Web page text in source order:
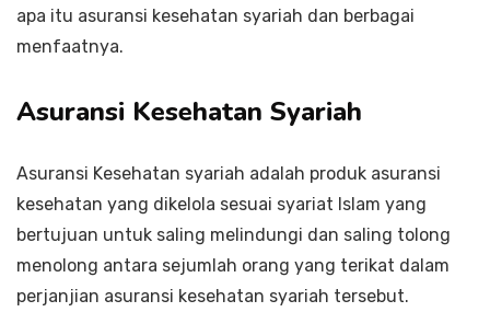
apa itu asuransi kesehatan syariah dan berbagai
menfaatnya.
Asuransi Kesehatan Syariah
Asuransi Kesehatan syariah adalah produk asuransi
kesehatan yang dikelola sesuai syariat Islam yang
bertujuan untuk saling melindungi dan saling tolong
menolong antara sejumlah orang yang terikat dalam
perjanjian asuransi kesehatan syariah tersebut.